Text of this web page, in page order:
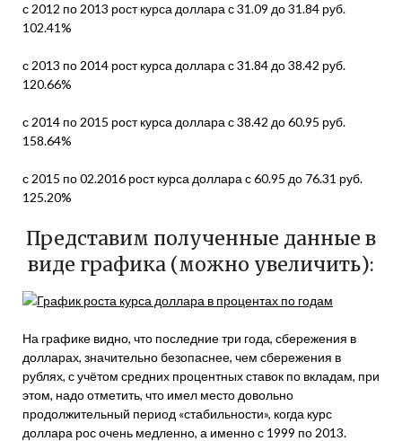
с 2012 по 2013 рост курса доллара с 31.09 до 31.84 руб.
102.41%
с 2013 по 2014 рост курса доллара с 31.84 до 38.42 руб.
120.66%
с 2014 по 2015 рост курса доллара с 38.42 до 60.95 руб.
158.64%
с 2015 по 02.2016 рост курса доллара с 60.95 до 76.31 руб.
125.20%
Представим полученные данные в
виде графика (можно увеличить):
На графике видно, что последние три года, сбережения в
долларах, значительно безопаснее, чем сбережения в
рублях, с учётом средних процентных ставок по вкладам, при
этом, надо отметить, что имел место довольно
продолжительный период «стабильности», когда курс
доллара рос очень медленно, а именно с 1999 по 2013.